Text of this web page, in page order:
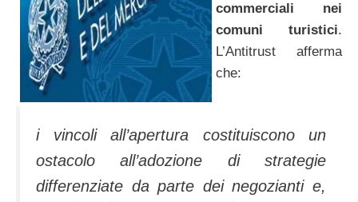
commerciali nei
comuni turistici.
L’Antitrust afferma
che:
i vincoli all’apertura costituiscono un
ostacolo all’adozione di strategie
differenziate da parte dei negozianti e,